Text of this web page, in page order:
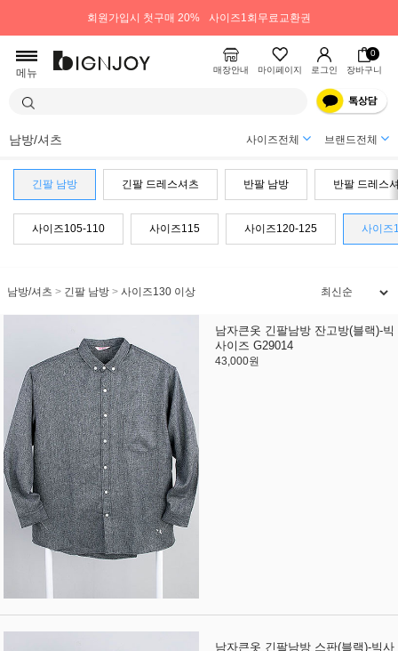
회원가입시 첫구매 20% 사이즈1회무료교환권
메뉴 매장안내 마이페이지 로그인
0
장바구니
남방/셔츠 사이즈전체 브랜드전체
긴팔 남방 긴팔 드레스셔츠 반팔 남방 반팔 드레스
사이즈105-110 사이즈115 사이즈120-125 사이즈
남방/셔츠 > 긴팔 남방 > 사이즈130 이상
남자큰옷 긴팔남방 잔고방(블랙)-빅
사이즈 G29014
43,000원
남자큰옷 긴팔남방 스판(블랙)-빅사